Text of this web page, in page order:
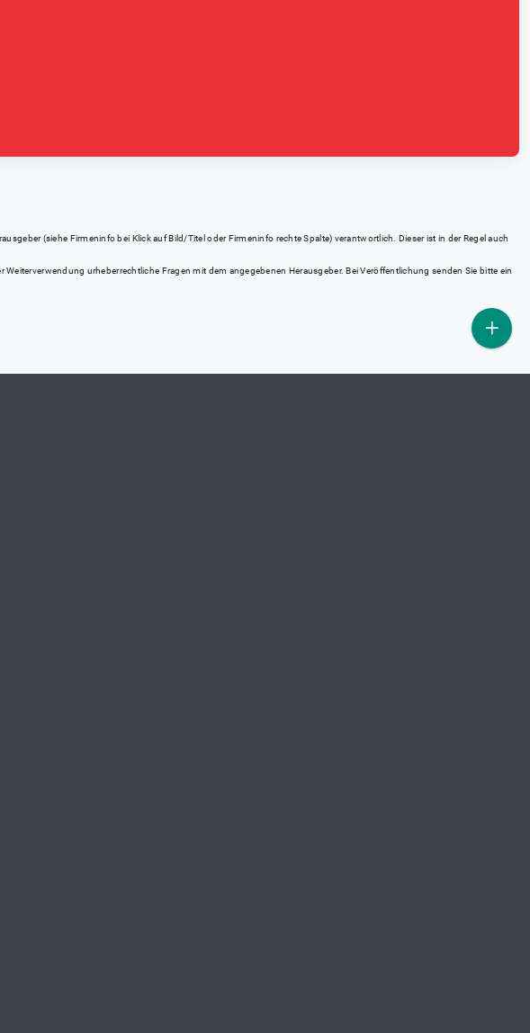
(siehe Firmeninfo bei Klick auf Bild/Titel oder Firmeninfo rechte Spalte) verantwortlich. Dieser ist in der Regel auch
urheberrechtliche Fragen mit dem angegebenen Herausgeber. Bei Veröffentlichung senden Sie bitte ein